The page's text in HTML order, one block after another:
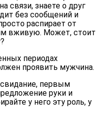
связи, знаете о друг
без сообщений и
распирает от
вживую. Может, стоит
периодах
проявить мужчина.
первым
руки и
у него эту роль, у